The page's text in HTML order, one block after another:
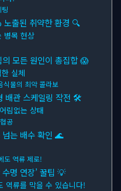
출된 취약한 환경 🔍
병목 현상
모든 원인이 총집합 😱
실체
식물의 최악 콜라보
배관 스케일링 작전 🛠
림없는 상태
공
는 배수 확인 🌊
도 역류 제로!
명 연장’ 꿀팁 💡
역류를 막을 수 있습니다!